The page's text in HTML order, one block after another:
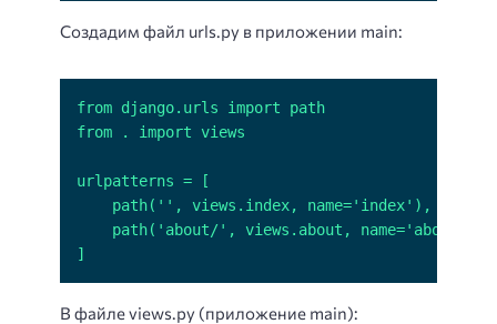
Создадим файл urls.py в приложении main:
]
В файле views.py (приложение main):